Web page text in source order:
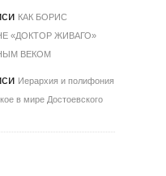
КАК БОРИС
«ДОКТОР ЖИВАГО»
ВЕКОМ
Иерархия и полифония
в мире Достоевского